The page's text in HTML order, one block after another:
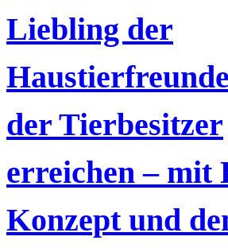
Liebling der
der Tierbesitzer
erreichen – mit
Konzept und